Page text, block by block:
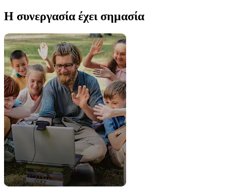
Η συνεργασία έχει σημασία